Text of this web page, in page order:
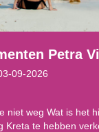
Petra
09-2026
niet weg Wat is het
Kreta te hebben